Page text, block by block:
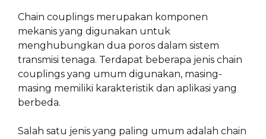
Chain couplings merupakan komponen
mekanis yang digunakan untuk
menghubungkan dua poros dalam sistem
transmisi tenaga. Terdapat beberapa jenis chain
couplings yang umum digunakan, masing-
masing memiliki karakteristik dan aplikasi yang
berbeda.
Salah satu jenis yang paling umum adalah chain